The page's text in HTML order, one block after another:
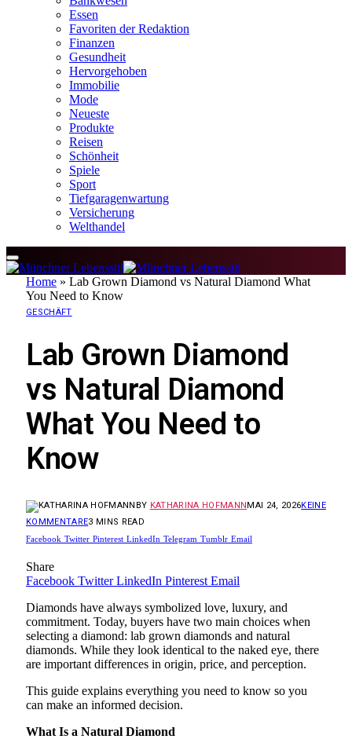
Essen
Favoriten der Redaktion
Finanzen
Gesundheit
Hervorgehoben
Immobilie
Mode
Neueste
Produkte
Reisen
Schönheit
Spiele
Sport
Tiefgaragenwartung
Versicherung
Welthandel
Home » Lab Grown Diamond vs Natural Diamond What
You Need to Know
GESCHÄFT
Lab Grown Diamond
vs Natural Diamond
What You Need to
Know
BY KATHARINA HOFMANNMAI 24, 2026KEINE
KOMMENTARE3 MINS READ
Facebook Twitter Pinterest LinkedIn Telegram Tumblr Email
Share
Facebook Twitter LinkedIn Pinterest Email
Diamonds have always symbolized love, luxury, and
commitment. Today, buyers have two main choices when
selecting a diamond: lab grown diamonds and natural
diamonds. While they look identical to the naked eye, there
are important differences in origin, price, and perception.
This guide explains everything you need to know so you
can make an informed decision.
What Is a Natural Diamond